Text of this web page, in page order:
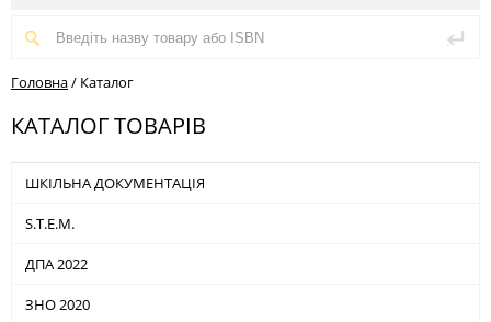
Головна/ Каталог
КАТАЛОГ ТОВАРІВ
ШКІЛЬНА ДОКУМЕНТАЦІЯ
S.T.E.M.
ДПА 2022
ЗНО 2020